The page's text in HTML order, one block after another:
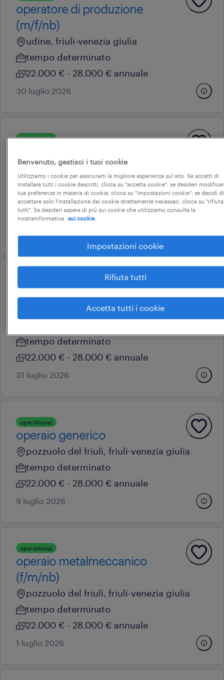
operatore di produzione
(m/f/nb)
udine, friuli-venezia giulia
tempo determinato
22.000 € - 28.000 € annuale
30 luglio 2026
operational
(m/f/nb)
udine, friuli-venezia giulia
tempo determinato
22.000 € - 28.000 € annuale
operaio metalmeccanico
tempo determinato
22.000 € - 28.000 € annuale
31 luglio 2026
operational
operaio generico
pozzuolo del friuli, friuli-venezia giulia
tempo determinato
22.000 € - 28.000 € annuale
9 luglio 2026
operational
operaio metalmeccanico
(f/m/nb)
pozzuolo del friuli, friuli-venezia giulia
tempo determinato
22.000 € - 28.000 € annuale
1 luglio 2026
Benvenuto, gestisci i tuoi cookie
Utilizziamo i cookie per assicurarti la migliore esperienza sul sito. Se accetti di
installare tutti i cookie descritti, clicca su "accetta cookie"; se desideri
tue preferenze in materia di cookie, clicca su "impostazioni cookie"; se decidi di
accettare solo l'installazione dei cookie strettamente necessari, clicca su "rifiuta
tutti". Se desideri sapere di più sui cookie che utilizziamo consulta la
nostraInformativa
sui cookie.
Impostazioni cookie
Rifiuta tutti
Accetta tutti i cookie